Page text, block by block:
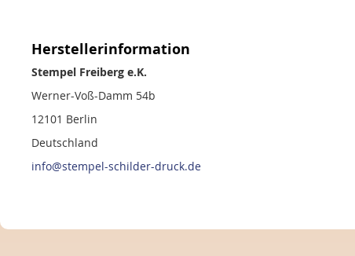
Herstellerinformation
Stempel Freiberg e.K.
Werner-Voß-Damm 54b
12101 Berlin
Deutschland
info@stempel-schilder-druck.de